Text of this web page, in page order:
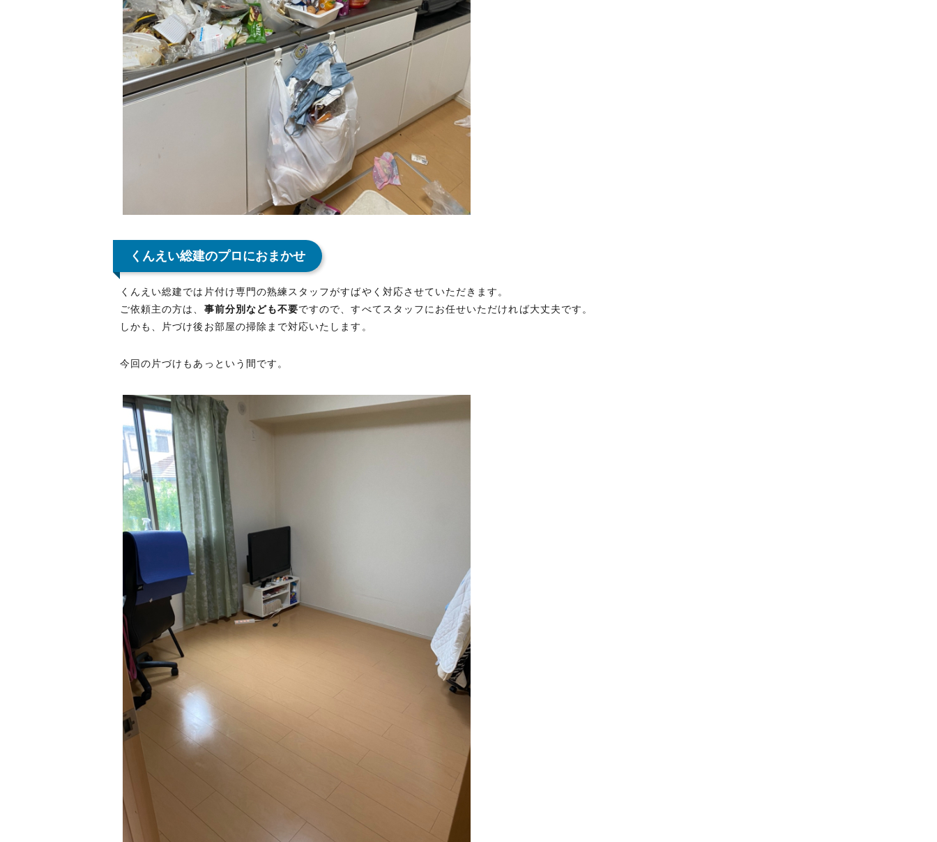
くんえい総建のプロにおまかせ
くんえい総建では片付け専門の熟練スタッフがすばやく対応させていただきます。
ご依頼主の方は、 事前分別なども不要ですので、すべてスタッフにお任せいただければ大丈夫です。
しかも、
片づけ後お部屋の掃除 まで対応いたします。
今回の片づけもあっという間です。